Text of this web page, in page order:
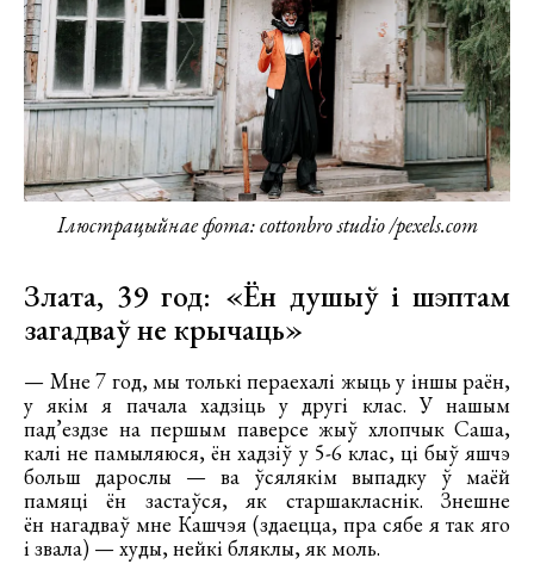
Ілюстрацыйнае фота: cottonbro studio /pexels.com
Злата, 39 год: «Ён душыў і шэптам
загадваў не крычаць»
— Мне 7 год, мы толькі пераехалі жыць у іншы раён,
у якім я пачала хадзіць у другі клас. У нашым
пад’ездзе на першым паверсе жыў хлопчык Саша,
калі не памыляюся, ён хадзіў у 5-6 клас, ці быў яшчэ
больш дарослы — ва ўсялякім выпадку ў маёй
памяці ён застаўся, як старшакласнік. Знешне
ён нагадваў мне Кашчэя (здаецца, пра сябе я так яго
і звала) — худы, нейкі бляклы, як моль.